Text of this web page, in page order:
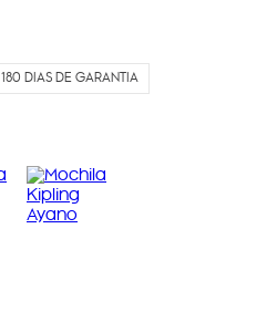
180 DIAS DE GARANTIA